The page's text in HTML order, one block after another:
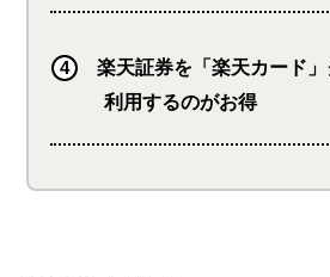
楽天証券を「楽天カード
利用するのがお得